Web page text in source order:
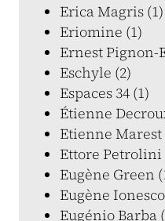
Erica Magris (1)
Eriomine (1)
Ernest Pignon-
Eschyle (2)
Espaces 34 (1)
Étienne
Etienne Marest
Ettore Petrolini
Eugène Green
Eugène
Eugénio Barba